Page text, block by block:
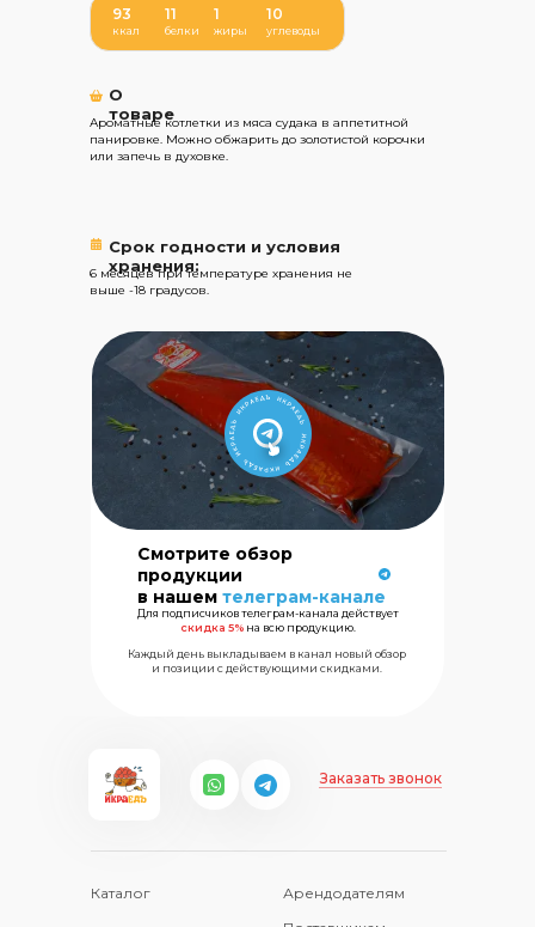
О
товаре
Срок годности и условия
хранения:
ккал жиры
белки углеводы
93 1
11 10
Ароматные котлетки из мяса судака в аппетитной
панировке. Можно обжарить до золотистой корочки
или запечь в духовке.
6 месяцев при температуре хранения не
выше -18 градусов.
Для подписчиков телеграм-канала действует
скидка 5% на всю продукцию.
Каждый день выкладываем в канал новый обзор
и позиции с действующими скидками.
Смотрите обзор
продукции
в нашем телеграм-канале
Каталог Арендодателям
Сеть магазинов
морских
деликатесов
Заказать звонок